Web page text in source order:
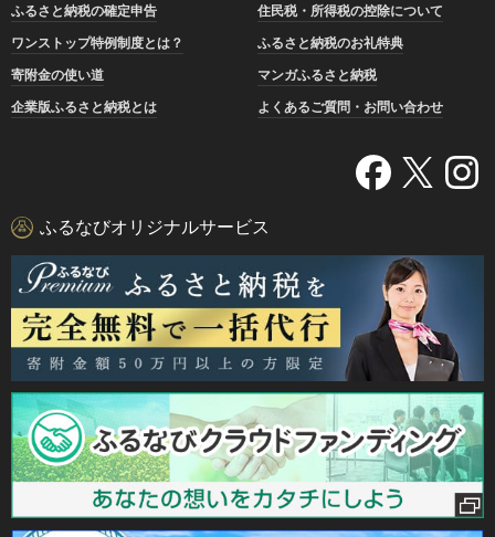
ふるさと納税の確定申告
住民税・所得税の控除について
ワンストップ特例制度とは？
ふるさと納税のお礼特典
寄附金の使い道
マンガふるさと納税
企業版ふるさと納税とは
よくあるご質問・お問い合わせ
ふるなびオリジナルサービス